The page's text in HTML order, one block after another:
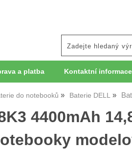
a platba Kontaktní informace
do notebooků Baterie DELL
4400mAh